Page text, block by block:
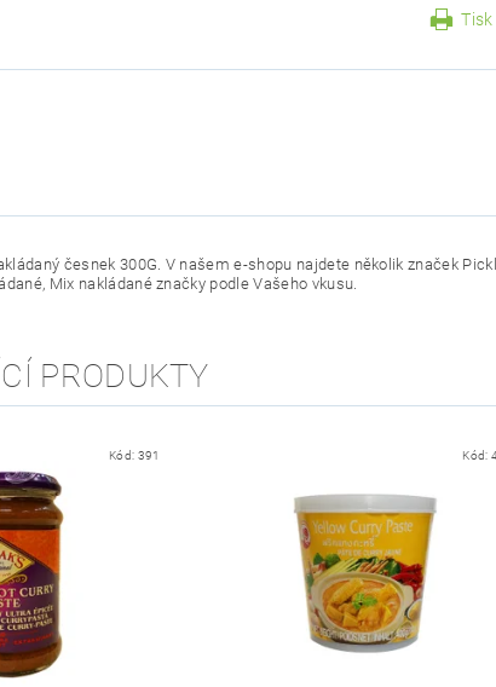
Tisk
česnek 300G. V našem e-shopu najdete několik značek
Mix nakládané značky podle Vašeho vkusu.
PRODUKTY
Kód: 391 Kód: